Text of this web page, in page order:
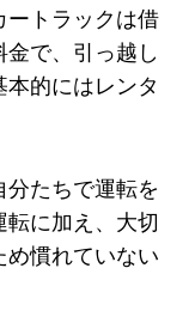
ートラックは借
金で、引っ越し
的にはレンタ
分たちで運転を
に加え、大切
め慣れていない